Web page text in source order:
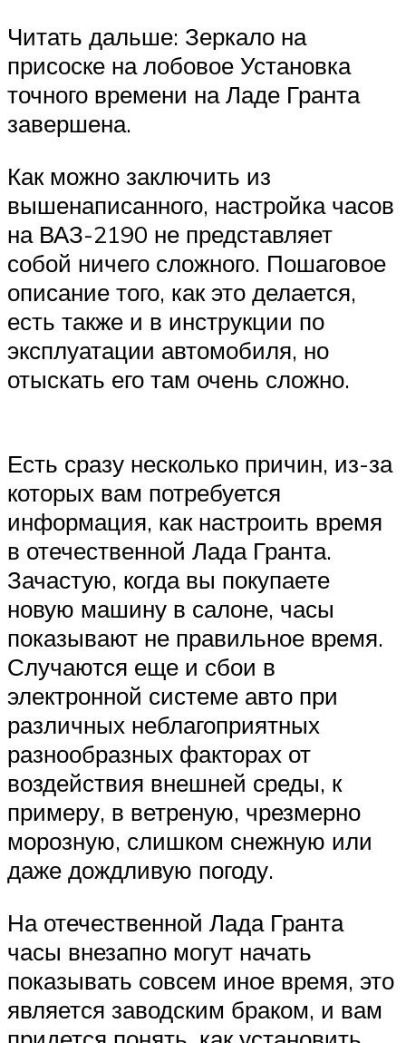
Читать дальше: Зеркало на
присоске на лобовое Установка
точного времени на Ладе Гранта
завершена.
Как можно заключить из
вышенаписанного, настройка часов
на ВАЗ-2190 не представляет
собой ничего сложного. Пошаговое
описание того, как это делается,
есть также и в инструкции по
эксплуатации автомобиля, но
отыскать его там очень сложно.
Есть сразу несколько причин, из-за
которых вам потребуется
информация, как настроить время
в отечественной Лада Гранта.
Зачастую, когда вы покупаете
новую машину в салоне, часы
показывают не правильное время.
Случаются еще и сбои в
электронной системе авто при
различных неблагоприятных
разнообразных факторах от
воздействия внешней среды, к
примеру, в ветреную, чрезмерно
морозную, слишком снежную или
даже дождливую погоду.
На отечественной Лада Гранта
часы внезапно могут начать
показывать совсем иное время, это
является заводским браком, и вам